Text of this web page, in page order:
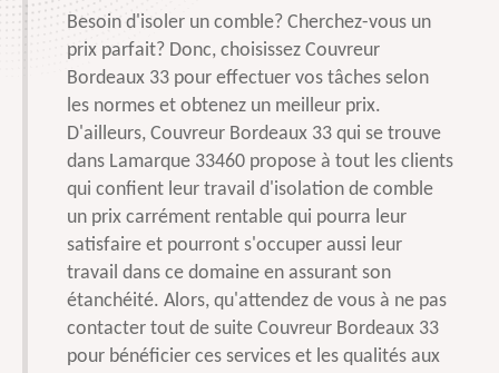
Besoin d'isoler un comble? Cherchez-vous un
prix parfait? Donc, choisissez Couvreur
Bordeaux 33 pour effectuer vos tâches selon
les normes et obtenez un meilleur prix.
D'ailleurs, Couvreur Bordeaux 33 qui se trouve
dans Lamarque 33460 propose à tout les clients
qui confient leur travail d'isolation de comble
un prix carrément rentable qui pourra leur
satisfaire et pourront s'occuper aussi leur
travail dans ce domaine en assurant son
étanchéité. Alors, qu'attendez de vous à ne pas
contacter tout de suite Couvreur Bordeaux 33
pour bénéficier ces services et les qualités aux